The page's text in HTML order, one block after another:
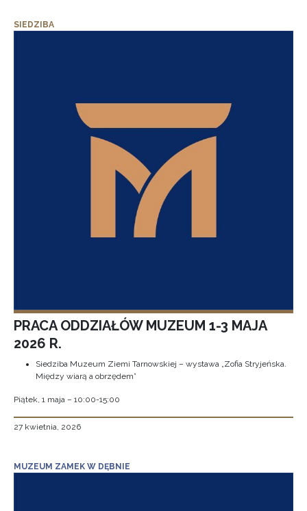
SIEDZIBA
PRACA ODDZIAŁÓW MUZEUM 1-3 MAJA
2026 R.
Siedziba Muzeum Ziemi Tarnowskiej – wystawa „Zofia Stryjeńska.
Między wiarą a obrzędem”
Piątek, 1 maja – 10:00-15:00
27 kwietnia, 2026
MUZEUM ZAMEK W DĘBNIE